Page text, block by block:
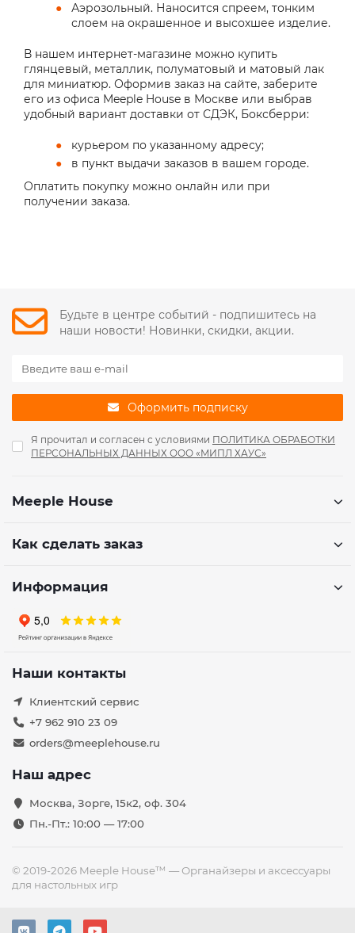
Аэрозольный. Наносится спреем, тонким
слоем на окрашенное и высохшее изделие.
В нашем интернет-магазине можно купить
глянцевый, металлик, полуматовый и матовый лак
для миниатюр. Оформив заказ на сайте, заберите
его из офиса Meeple House в Москве или выбрав
удобный вариант доставки от СДЭК, Боксберри:
курьером по указанному адресу;
в пункт выдачи заказов в вашем городе.
Оплатить покупку можно онлайн или при
получении заказа.
Будьте в центре событий - подпишитесь на
наши новости! Новинки, скидки, акции.
Оформить подписку
Я прочитал и согласен с условиями ПОЛИТИКА ОБРАБОТКИ
ПЕРСОНАЛЬНЫХ ДАННЫХ ООО «МИПЛ ХАУС»
Meeple House
Как сделать заказ
Информация
Наши контакты
Клиентский сервис
+7 962 910 23 09
orders@meeplehouse.ru
Наш адрес
Москва, Зорге, 15к2, оф. 304
Пн.-Пт.: 10:00 — 17:00
© 2019-2026 Meeple House™ — Органайзеры и аксессуары
для настольных игр